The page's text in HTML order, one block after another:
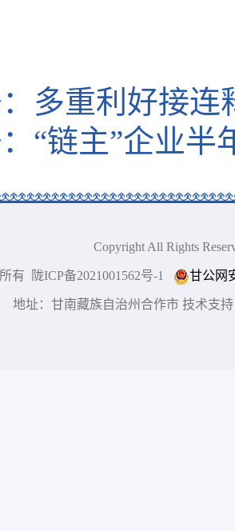
多重利好接
“链主”企业半
Copyright All Rights
有 陇ICP备2021001562号-1 甘公网
地址：甘南藏族自治州合作市 技术支